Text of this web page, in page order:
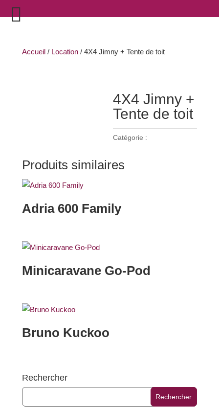
Accueil/ Location/ 4X4 Jimny + Tente de toit
4X4 Jimny +
Tente de toit
Catégorie :
Produits similaires
Adria 600 Family
Minicaravane Go-Pod
Bruno Kuckoo
Rechercher